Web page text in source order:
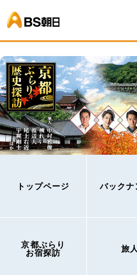
トップページ バックナ
京都ぶらり
お宿探訪
旅人